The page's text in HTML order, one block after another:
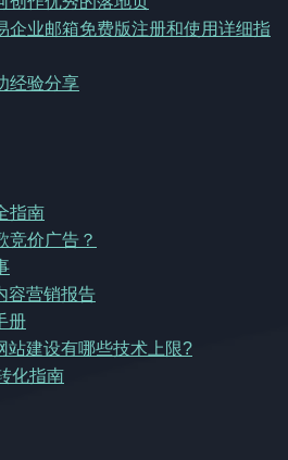
企业邮箱免费版注册和使用详细指
经验分享
指南
竞价广告？
容营销报告
册
站建设有哪些技术上限?
化指南